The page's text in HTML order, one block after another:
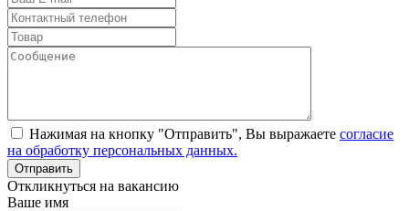
Нажимая на кнопку "Отправить", Вы выражаете согласие
на обработку персональных данных.
Откликнуться на вакансию
Ваше имя